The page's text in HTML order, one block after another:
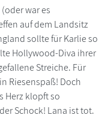
war es
auf dem Landsitz
sollte für Karlie so
Hollywood-Diva ihrer
Streiche. Für
Riesenspaß! Doch
Herz klopft so
Schock! Lana ist tot.